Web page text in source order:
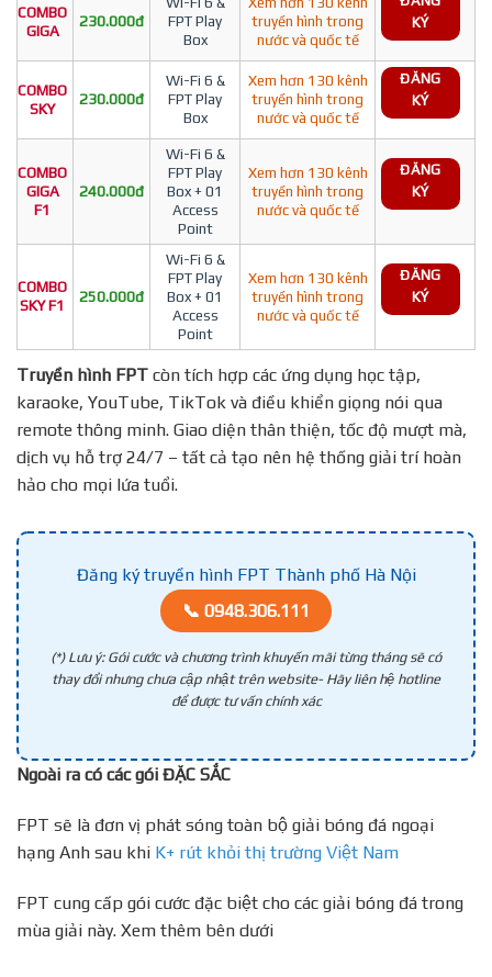
COMBO
GIGA
230.000đ
FPT Play
Box
truyền hình trong
nước và quốc tế
KÝ
COMBO
SKY
230.000đ
Wi-Fi 6 &
FPT Play
Box
Xem hơn 130 kênh
truyền hình trong
nước và quốc tế
ĐĂNG
KÝ
COMBO
GIGA
F1
240.000đ
Wi-Fi 6 &
FPT Play
Box + 01
Access
Point
Xem hơn 130 kênh
truyền hình trong
nước và quốc tế
ĐĂNG
KÝ
COMBO
SKY F1
250.000đ
Wi-Fi 6 &
FPT Play
Box + 01
Access
Point
Xem hơn 130 kênh
truyền hình trong
nước và quốc tế
ĐĂNG
KÝ
Truyền hình FPT còn tích hợp các ứng dụng học tập,
karaoke, YouTube, TikTok và điều khiển giọng nói qua
remote thông minh. Giao diện thân thiện, tốc độ mượt mà,
dịch vụ hỗ trợ 24/7 – tất cả tạo nên hệ thống giải trí hoàn
hảo cho mọi lứa tuổi.
Đăng ký truyền hình FPT Thành phố Hà Nội
📞 0948.306.111
(*) Lưu ý: Gói cước và chương trình khuyến mãi từng tháng sẽ có
thay đổi nhưng chưa cập nhật trên website- Hãy liên hệ hotline
để được tư vấn chính xác
Ngoài ra có các gói ĐẶC SẮC
FPT sẽ là đơn vị phát sóng toàn bộ giải bóng đá ngoại
hạng Anh sau khi K+ rút khỏi thị trường Việt Nam
FPT cung cấp gói cước đặc biệt cho các giải bóng đá trong
mùa giải này. Xem thêm bên dưới